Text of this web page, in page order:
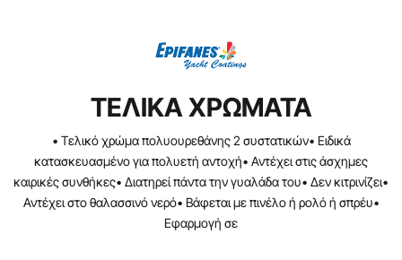
TEΛΙΚΑ ΧΡΩΜΑΤΑ
• Τελικό χρώμα πολυουρεθάνης 2 συστατικών• Ειδικά
κατασκευασμένο για πολυετή αντοχή• Αντέχει στις άσχημες
καιρικές συνθήκες• Διατηρεί πάντα την γυαλάδα του• Δεν κιτρινίζει•
Αντέχει στο θαλασσινό νερό• Βάφεται με πινέλο ή ρολό ή σπρέυ•
Εφαρμογή σε